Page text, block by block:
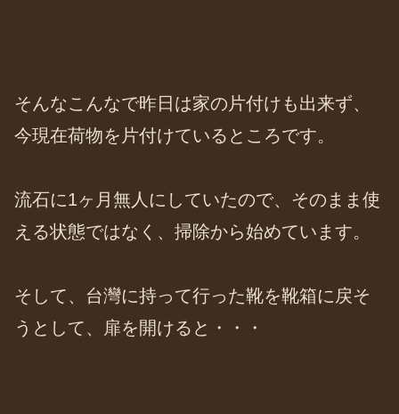
そんなこんなで昨日は家の片付けも出来ず、
今現在荷物を片付けているところです。
流石に1ヶ月無人にしていたので、そのまま使
える状態ではなく、掃除から始めています。
そして、台灣に持って行った靴を靴箱に戻そ
うとして、扉を開けると・・・